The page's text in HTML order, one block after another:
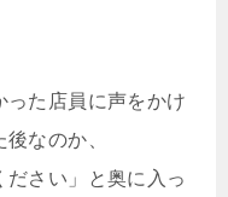
った店員に声をかけ
なのか、
ださい」と奥に入っ